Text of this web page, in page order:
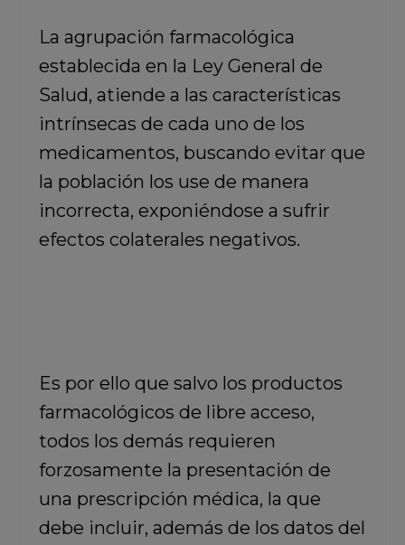
La agrupación farmacológica
establecida en la Ley General de
Salud, atiende a las características
intrínsecas de cada uno de los
medicamentos, buscando evitar que
la población los use de manera
incorrecta, exponiéndose a sufrir
efectos colaterales negativos.
Es por ello que salvo los productos
farmacológicos de libre acceso,
todos los demás requieren
forzosamente la presentación de
una prescripción médica, la que
debe incluir, además de los datos del